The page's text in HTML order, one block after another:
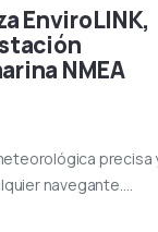
EnviroLINK,
NMEA
precisa
navegante.…